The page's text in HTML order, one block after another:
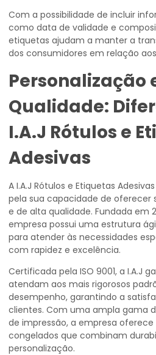
Com a possibilidade de incluir
como data de validade e
etiquetas ajudam a manter a
dos consumidores em relação
Personalização
Qualidade:
I.A.J Rótulos e
Adesivas
A I.A.J Rótulos e Etiquetas
pela sua capacidade de oferecer
e de alta qualidade. Fundada em
empresa possui uma estrutura
para atender às necessidades
com rapidez e excelência.
Certificada pela ISO 9001, a I.A.J
atendam aos mais rigorosos
desempenho, garantindo a
clientes. Com uma ampla gama
de impressão, a empresa
congelados que combinam
personalização.